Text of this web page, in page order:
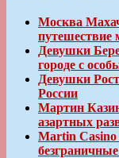
Москва
путешествие
Девушки
городе с
Девушки
России
Мартин
азартных
Martin Casino